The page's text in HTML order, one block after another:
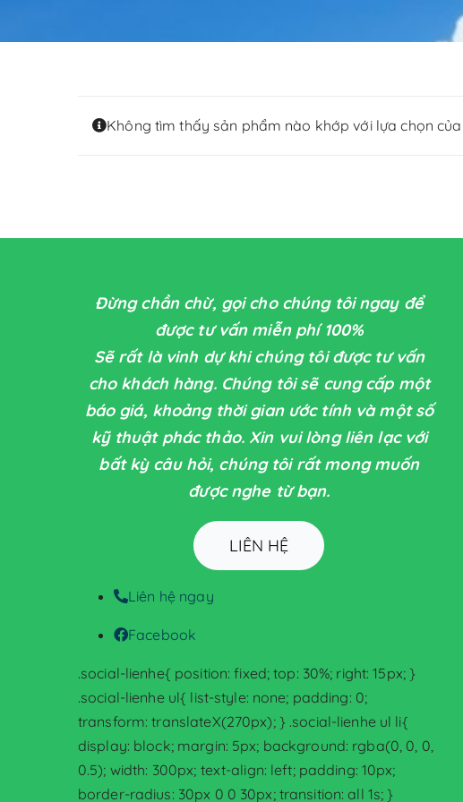
Không tìm thấy sản phẩm nào khớp với lựa chọn
Đừng chần chừ, gọi cho chúng tôi ngay để
được tư vấn miễn phí 100%
Sẽ rất là vinh dự khi chúng tôi được tư vấn
cho khách hàng. Chúng tôi sẽ cung cấp một
báo giá, khoảng thời gian ước tính và một số
kỹ thuật phác thảo. Xin vui lòng liên lạc với
bất kỳ câu hỏi, chúng tôi rất mong muốn
được nghe từ bạn.
LIÊN HỆ
Liên hệ ngay
Facebook
.social-lienhe{ position: fixed; top: 30%; right: 15px; }
.social-lienhe ul{ list-style: none; padding: 0;
transform: translateX(270px); } .social-lienhe ul li{
display: block; margin: 5px; background: rgba(0, 0, 0,
0.5); width: 300px; text-align: left; padding: 10px;
border-radius: 30px 0 0 30px; transition: all 1s; }